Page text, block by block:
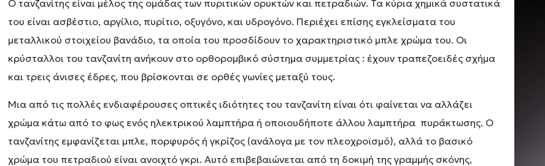
Ο τανζανίτης είναι μέλος της ομάδας των πυριτικών ορυκτών και πετραδιών. Τα κύρια χημικά συστατικά
του είναι ασβέστιο, αργίλιο, πυρίτιο, οξυγόνο, και υδρογόνο. Περιέχει επίσης εγκλείσματα του
μεταλλικού στοιχείου βανάδιο, τα οποία του προσδίδουν το χαρακτηριστικό μπλε χρώμα του. Οι
κρύσταλλοι του τανζανίτη ανήκουν στο ορθορομβικό σύστημα συμμετρίας : έχουν τραπεζοειδές σχήμα
και τρεις άνισες έδρες, που βρίσκονται σε ορθές γωνίες μεταξύ τους.
Μια από τις πολλές ενδιαφέρουσες οπτικές ιδιότητες του τανζανίτη είναι ότι φαίνεται να αλλάζει
χρώμα κάτω από το φως ενός ηλεκτρικού λαμπτήρα ή οποιουδήποτε άλλου λαμπτήρα πυράκτωσης. Ο
τανζανίτης εμφανίζεται μπλε, πορφυρός ή γκρίζος (ανάλογα με τον πλεοχροϊσμό), αλλά το βασικό
χρώμα του πετραδιού είναι ανοιχτό γκρι. Αυτό επιβεβαιώνεται από τη δοκιμή της γραμμής σκόνης,